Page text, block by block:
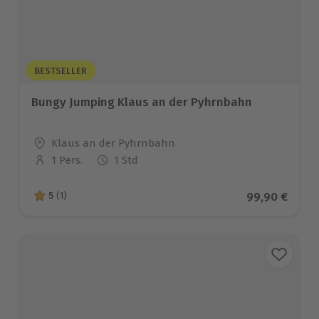
BESTSELLER
Bungy Jumping Klaus an der Pyhrnbahn
Standort
Klaus an der Pyhrnbahn
Anzahl der Teilnehmer
1 Pers. 1 Std
5 von 5 Sternen basierend auf 1 Bewertungen
5 (1) Aktueller
99,90 €